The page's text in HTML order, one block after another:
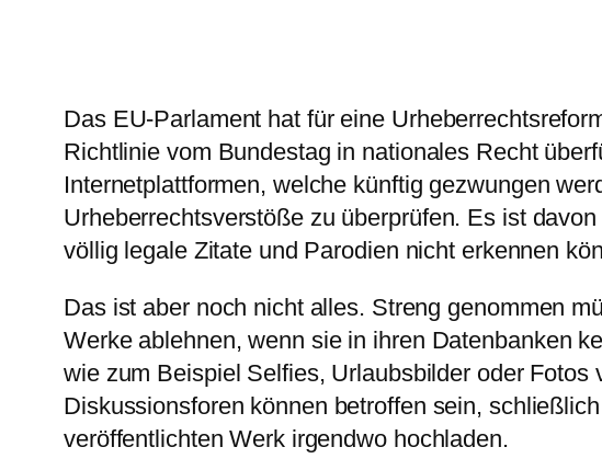
Das EU-Parlament hat für eine
Richtlinie vom Bundestag in nationales Recht
Internetplattformen, welche künftig gezwungen
Urheberrechtsverstöße zu überprüfen. Es ist
völlig legale Zitate und Parodien nicht erkennen
Das ist aber noch nicht alles. Streng genommen
Werke ablehnen, wenn sie in ihren Datenbanken
wie zum Beispiel Selfies, Urlaubsbilder oder
Diskussionsforen können betroffen sein,
veröffentlichten Werk irgendwo hochladen.